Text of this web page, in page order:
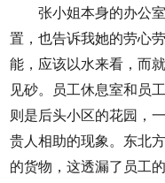
张小姐本身的办公
置，也告诉我她的劳心
能，应该以水来看，而
见砂。员工休息室和员
则是后头小区的花园，
贵人相助的现象。东北
的货物，这透漏了员工